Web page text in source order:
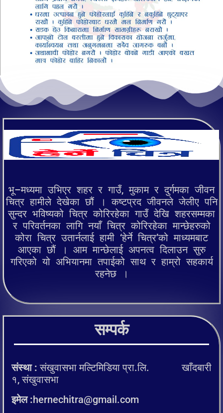
भू–मध्यमा उभिएर शहर र गाउँ, मुकाम र दुर्गमका जीवन
चित्र हामीले देखेका छौं । कष्टप्रद जीवनले जेलीए पनि
सुन्दर भविष्यको चित्र कोरिरहेका गाउँ देखि शहरसम्मका
र परिवर्तनका लागि नयाँ चित्र कोरिरहेका मान्छेहरुको
कोरा चित्र उतार्नलाई हामी ‘हेर्ने चित्र’को माध्यमबाट
आएका छौं । आम मान्छेलाई अपनत्व दिलाउन सुरु
गरिएको यो अभियानमा तपाईको साथ र हाम्रो सहकार्य
रहनेछ ।
सम्पर्क
संस्था : संखुवासभा मल्टिमिडिया प्रा.लि. खाँदबारी
१, संखुवासभा
इमेल :hernechitra@gmail.com